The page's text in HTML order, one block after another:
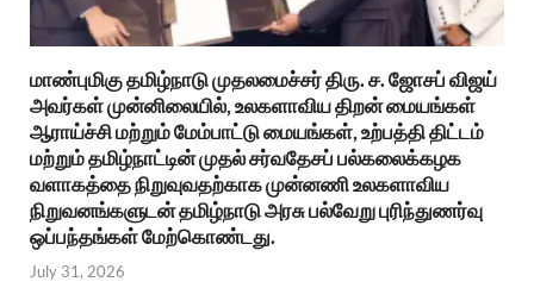
மாண்புமிகு தமிழ்நாடு முதலமைச்சர் திரு. ச. ஜோசப் விஜய்
அவர்கள் முன்னிலையில், உலகளாவிய திறன் மையங்கள்
ஆராய்ச்சி மற்றும் மேம்பாட்டு மையங்கள், உற்பத்தி திட்டம்
மற்றும் தமிழ்நாட்டின் முதல் சர்வதேசப் பல்கலைக்கழக
வளாகத்தை நிறுவுவதற்காக முன்னணி உலகளாவிய
நிறுவனங்களுடன் தமிழ்நாடு அரசு பல்வேறு புரிந்துணர்வு
ஒப்பந்தங்கள் மேற்கொண்டது.
July 31, 2026